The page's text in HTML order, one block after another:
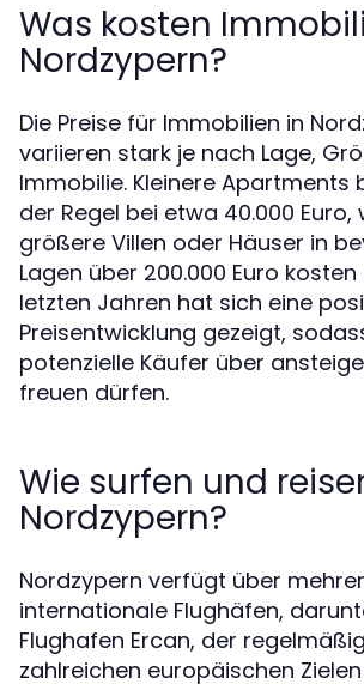
Was kosten
Nordzypern?
Die Preise für Immobilien in
variieren stark je nach Lage,
Immobilie. Kleinere Apartments
der Regel bei etwa 40.000 Euro,
größere Villen oder Häuser in
Lagen über 200.000 Euro kosten
letzten Jahren hat sich eine
Preisentwicklung gezeigt,
potenzielle Käufer über
freuen dürfen.
Wie surfen und
Nordzypern?
Nordzypern verfügt über
internationale Flughäfen,
Flughafen Ercan, der
zahlreichen europäischen